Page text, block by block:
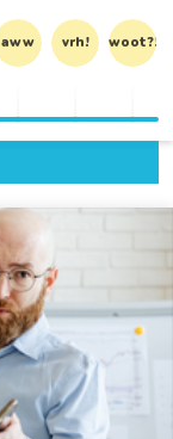
aww vrh! woot?!